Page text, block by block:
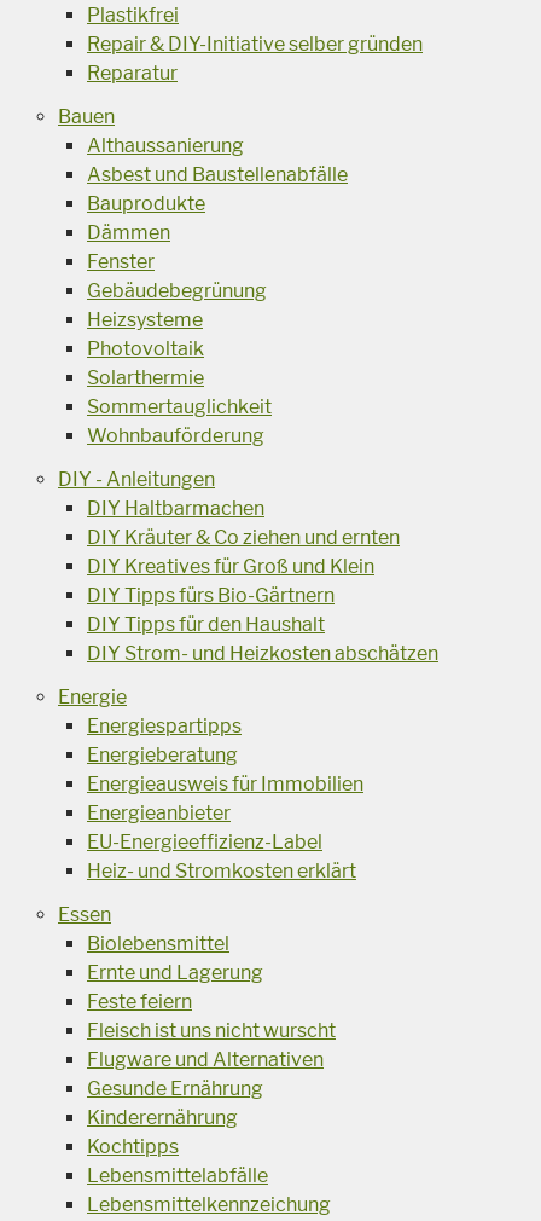
Plastikfrei
Repair & DIY-Initiative selber gründen
Reparatur
Bauen
Althaussanierung
Asbest und Baustellenabfälle
Bauprodukte
Dämmen
Fenster
Gebäudebegrünung
Heizsysteme
Photovoltaik
Solarthermie
Sommertauglichkeit
Wohnbauförderung
DIY - Anleitungen
DIY Haltbarmachen
DIY Kräuter & Co ziehen und ernten
DIY Kreatives für Groß und Klein
DIY Tipps fürs Bio-Gärtnern
DIY Tipps für den Haushalt
DIY Strom- und Heizkosten abschätzen
Energie
Energiespartipps
Energieberatung
Energieausweis für Immobilien
Energieanbieter
EU-Energieeffizienz-Label
Heiz- und Stromkosten erklärt
Essen
Biolebensmittel
Ernte und Lagerung
Feste feiern
Fleisch ist uns nicht wurscht
Flugware und Alternativen
Gesunde Ernährung
Kinderernährung
Kochtipps
Lebensmittelabfälle
Lebensmittelkennzeichung